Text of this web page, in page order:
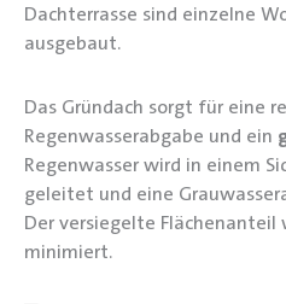
Dachterrasse sind einzelne
ausgebaut.
Das Gründach sorgt für eine
Regenwasserabgabe und ein
Regenwasser wird in einem
geleitet und eine
Der versiegelte Flächenanteil
minimiert.